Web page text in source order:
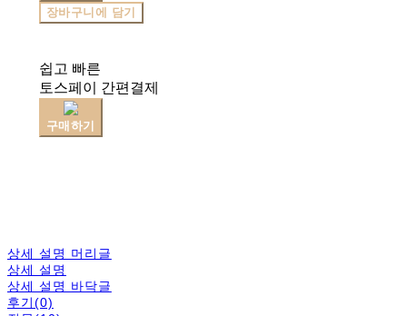
장바구니에 담기
쉽고 빠른
토스페이 간편결제
구매하기
상세 설명 머리글
상세 설명
상세 설명 바닥글
후기(0)